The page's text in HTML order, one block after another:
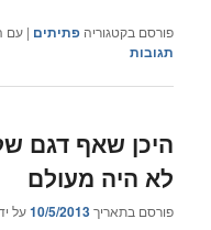
פורסם בקטגוריה פתיתים |עם
תגובות
היכן שאף דגם
לא היה מעולם
פורסם בתאריך10/5/2013על